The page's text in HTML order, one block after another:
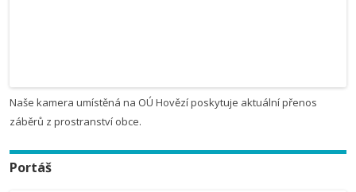
Naše kamera umístěná na OÚ Hovězí poskytuje aktuální přenos
záběrů z prostranství obce.
Portáš